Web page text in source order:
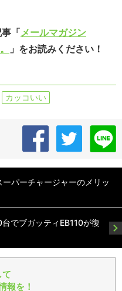
「メールマガジン
」をお読みください！
カッコいい
パーチャージャーのメリッ
でブガッティEB110が復
報を！